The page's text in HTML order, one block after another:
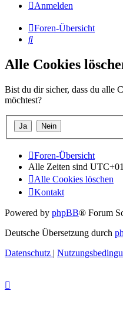
Anmelden
Foren-Übersicht
Suche
Alle Cookies
Bist du dir sicher, dass du alle
möchtest?
Foren-Übersicht
Alle Zeiten sind
Alle Cookies löschen
Kontakt
Powered by phpBB® Forum
Deutsche Übersetzung durch
Datenschutz |